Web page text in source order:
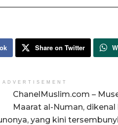
Share on Twitter
ADVERTISEMENT
ChanelMuslim.com –
Maarat al-Numan,
yang kini